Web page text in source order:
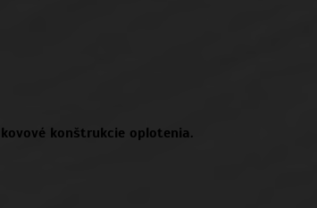
konštrukcie oplotenia.